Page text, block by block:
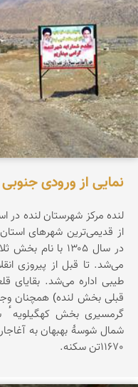
نمایی از ورودی
لنده مرکز شهرستان لنده در
از قدیمی‌ترین شهرهای
در سال ۱۳۰۵ با
طیبی اداره می‌شد. بقایای
قبلی بخش لنده) همچنان
شمال شوسهٔ بهبهان به
11670تن سکنه.